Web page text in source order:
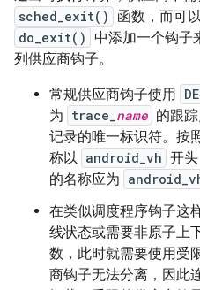
sched_exit() 函数，而可
do_exit() 中添加一个钩子
列供应商钩子。
常规供应商钩子使用
为 trace_ name 的跟
记录的唯一标识符。按
称以 android_vh 开
的名称应为
在类似调度程序钩子这
线状态或需要非原子上
数，此时就需要使用受
商钩子无法分离，因此